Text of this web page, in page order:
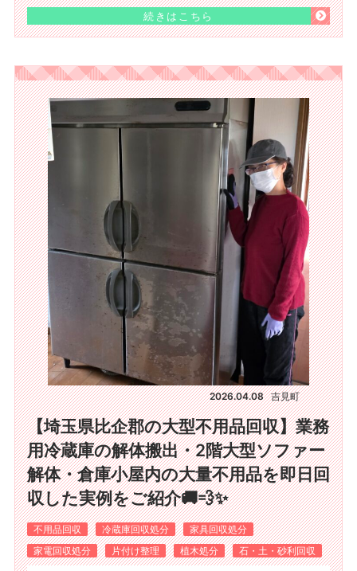
続きはこちら
2026.04.08 吉見町
【埼玉県比企郡の大型不用品回収】業務
用冷蔵庫の解体搬出・2階大型ソファー
解体・倉庫小屋内の大量不用品を即日回
収した実例をご紹介🚚💨✨
不用品回収 冷蔵庫回収処分
家具回収処分
家電回収処分
片付け整理 植木処分 石・土・砂利回収